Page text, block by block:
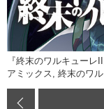
『終末のワルキュー
アミックス, 終末のワ